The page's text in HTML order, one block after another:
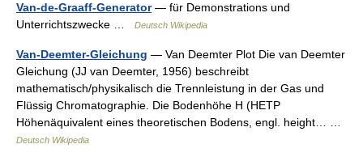
Van-de-Graaff-Generator— für Demonstrations und
Unterrichtszwecke …
Deutsch Wikipedia
Van-Deemter-Gleichung — Van Deemter Plot Die van Deemter
Gleichung (JJ van Deemter, 1956) beschreibt
mathematisch/physikalisch die Trennleistung in der Gas und
Flüssig Chromatographie. Die Bodenhöhe H (HETP
Höhenäquivalent eines theoretischen Bodens, engl. height… …
Deutsch Wikipedia